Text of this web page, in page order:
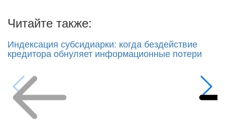
кредитора обнуляет информационные потери